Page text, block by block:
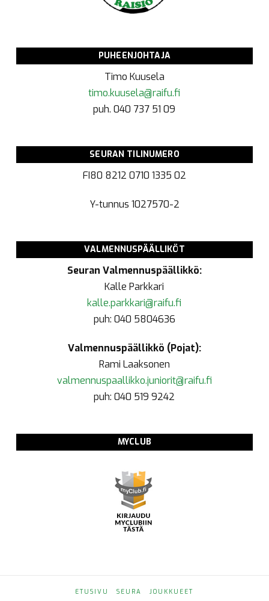
PUHEENJOHTAJA
Timo Kuusela
timo.kuusela@raifu.fi
puh. 040 737 51 09
SEURAN TILINUMERO
FI80 8212 0710 1335 02
Y-tunnus 1027570-2
VALMENNUSPÄÄLLIKÖT
Seuran Valmennuspäällikkö:
Kalle Parkkari
kalle.parkkari@raifu.fi
puh: 040 5804636
Valmennuspäällikkö (Pojat):
Rami Laaksonen
valmennuspaallikko.juniorit@raifu.fi
puh: 040 519 9242
MYCLUB
ETUSIVU SEURA JOUKKUEET